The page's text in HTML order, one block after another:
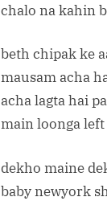
chalo na kahin
beth chipak ke
mausam acha
acha lagta hai
main loonga
dekho maine
baby newyork